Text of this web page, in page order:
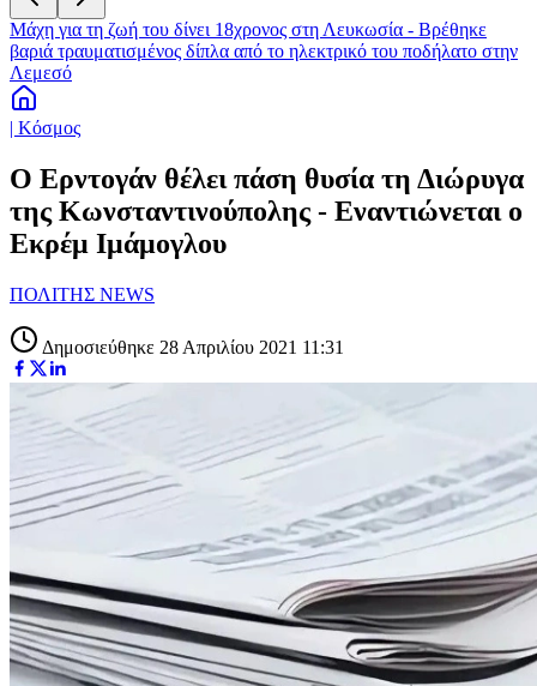
Μάχη για τη ζωή του δίνει 18χρονος στη Λευκωσία - Βρέθηκε
βαριά τραυματισμένος δίπλα από το ηλεκτρικό του ποδήλατο στην
Λεμεσό
| Κόσμος
Ο Ερντογάν θέλει πάση θυσία τη Διώρυγα
της Κωνσταντινούπολης - Εναντιώνεται ο
Εκρέμ Ιμάμογλου
ΠΟΛΙΤΗΣ NEWS
Δημοσιεύθηκε 28 Απριλίου 2021 11:31